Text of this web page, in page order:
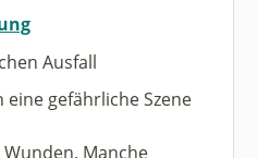
Ausfall
gefährliche Szene
Manche